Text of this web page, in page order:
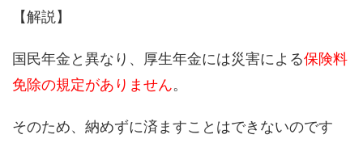
【解説】
国民年金と異なり、厚生年金には災害による保険料
免除の規定がありません。
そのため、納めずに済ますことはできないのです